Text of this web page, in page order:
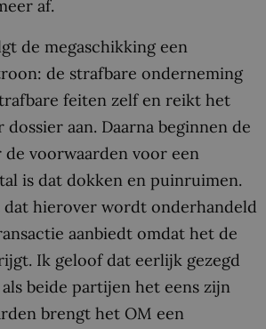
af.
de megaschikking een
de strafbare onderneming
feiten zelf en reikt het
dossier aan. Daarna beginnen de
de voorwaarden voor een
is dat dokken en puinruimen.
hierover wordt onderhandeld
aanbiedt omdat het de
Ik geloof dat eerlijk gezegd
beide partijen het eens zijn
brengt het OM een